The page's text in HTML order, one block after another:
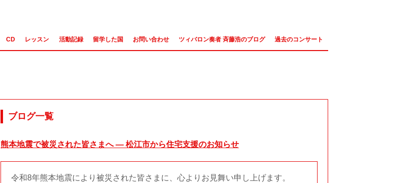
CD レッスン 活動記録 留学した国 お問い合わせ ツィバロン奏者 斉藤浩のブログ 過去のコンサート
ブログ一覧
熊本地震で被災された皆さまへ ― 松江市から住宅支援のお知らせ
令和8年熊本地震により被災された皆さまに、心よりお見舞い申し上げます。